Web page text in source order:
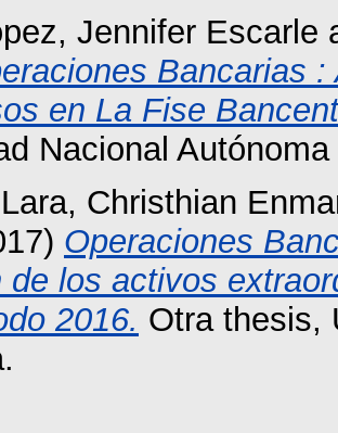
Jennifer Escarle
Bancarias
en La Fise
Nacional
Christhian
Operaciones
de los activos
2016. Otra thesis,